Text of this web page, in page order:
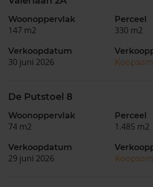
Woonoppervlak
147 m2
Perceel
330 m2
Verkoopdatum
30 juni 2026
De Putstoel 8
Woonoppervlak
74 m2
Perceel
1.485 m2
Verkoopdatum
29 juni 2026